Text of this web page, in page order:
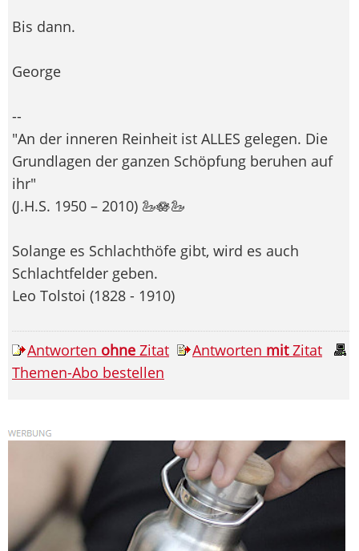
Bis dann.
George
--
"An der inneren Reinheit ist ALLES gelegen. Die
Grundlagen der ganzen Schöpfung beruhen auf
ihr"
(J.H.S. 1950 – 2010) 🦢🪷🦢
Solange es Schlachthöfe gibt, wird es auch
Schlachtfelder geben.
Leo Tolstoi (1828 - 1910)
Antworten ohne Zitat Antworten mitZitat
Themen-Abo bestellen